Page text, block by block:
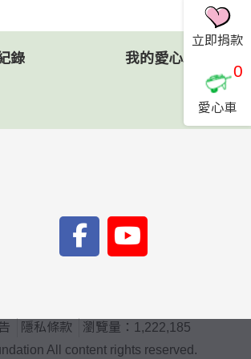
錄 我的愛心車
隱私條款
瀏覽量：1,222,185
All content rights reserved.
立即捐款
0
愛心車